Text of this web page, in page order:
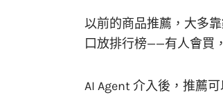
以前的商品推薦，大多
口放排行榜——有人會買
AI Agent 介入後，推薦